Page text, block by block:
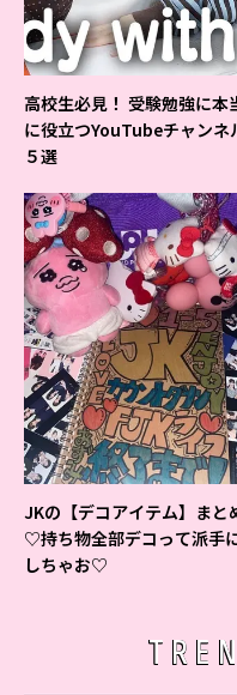
高校生必見！ 受験勉強に本
に役立つYouTubeチャンネ
５選
JKの【デコアイテム】まと
♡持ち物全部デコって派手
しちゃお♡